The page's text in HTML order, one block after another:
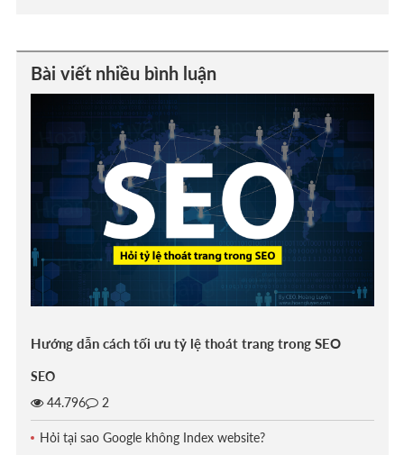
Bài viết nhiều bình luận
Hướng dẫn cách tối ưu tỷ lệ thoát trang trong SEO
SEO
44.796
2
Hỏi tại sao Google không Index website?